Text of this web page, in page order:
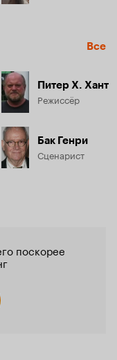
Все
Питер Х. Хант
Режиссёр
Бак Генри
Сценарист
поскорее